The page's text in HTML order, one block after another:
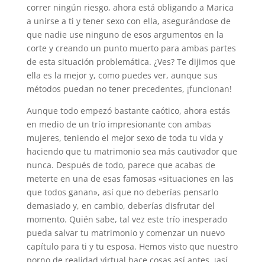
correr ningún riesgo, ahora está obligando a Marica
a unirse a ti y tener sexo con ella, asegurándose de
que nadie use ninguno de esos argumentos en la
corte y creando un punto muerto para ambas partes
de esta situación problemática. ¿Ves? Te dijimos que
ella es la mejor y, como puedes ver, aunque sus
métodos puedan no tener precedentes, ¡funcionan!
Aunque todo empezó bastante caótico, ahora estás
en medio de un trío impresionante con ambas
mujeres, teniendo el mejor sexo de toda tu vida y
haciendo que tu matrimonio sea más cautivador que
nunca. Después de todo, parece que acabas de
meterte en una de esas famosas «situaciones en las
que todos ganan», así que no deberías pensarlo
demasiado y, en cambio, deberías disfrutar del
momento. Quién sabe, tal vez este trío inesperado
pueda salvar tu matrimonio y comenzar un nuevo
capítulo para ti y tu esposa. Hemos visto que nuestro